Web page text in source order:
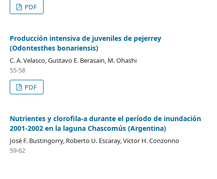
PDF
Producción intensiva de juveniles de pejerrey
(Odontesthes bonariensis)
C. A. Velasco, Gustavo E. Berasain, M. Ohashi
55-58
PDF
Nutrientes y clorofila-a durante el período de inundación
2001-2002 en la laguna Chascomús (Argentina)
José F. Bustingorry, Roberto U. Escaray, Víctor H. Conzonno
59-62